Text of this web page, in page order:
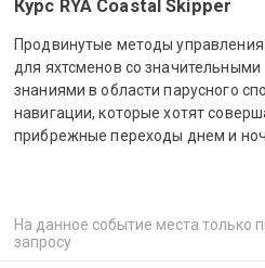
Курс RYA Coastal Skipper
Продвинутые методы управления
для яхтсменов со значительными
знаниями в области парусного
навигации, которые хотят
прибрежные переходы днем и
На данное событие места только
запросу